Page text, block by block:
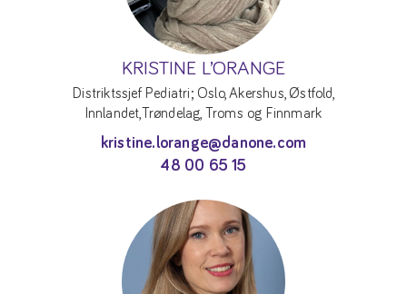
KRISTINE L’ORANGE
Distriktssjef Pediatri; Oslo, Akershus, Østfold,
Innlandet,Trøndelag, Troms og Finnmark
kristine.lorange@danone.com
48 00 65 15